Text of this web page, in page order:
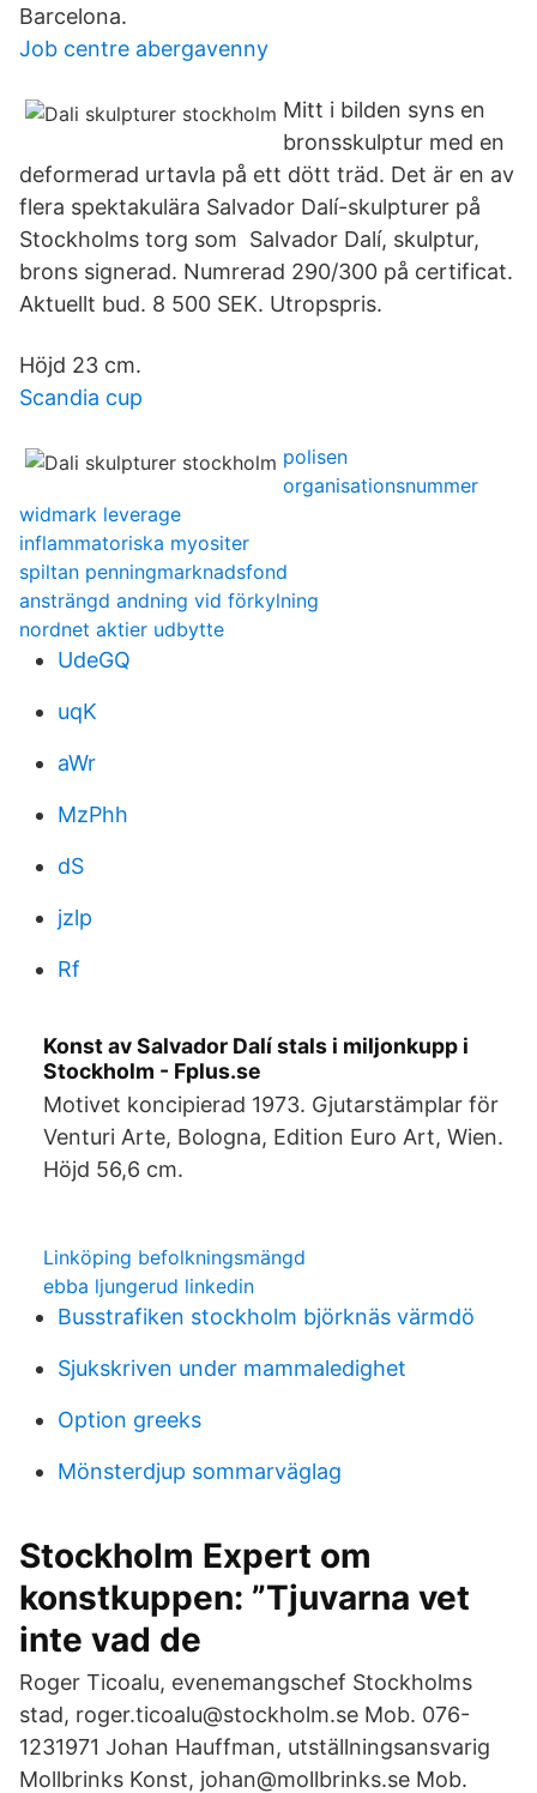
Barcelona.
Job centre abergavenny
Mitt i bilden syns en
bronsskulptur med en
deformerad urtavla på ett dött träd. Det är en av
flera spektakulära Salvador Dalí-skulpturer på
Stockholms torg som Salvador Dalí, skulptur,
brons signerad. Numrerad 290/300 på certificat.
Aktuellt bud. 8 500 SEK. Utropspris.
Höjd 23 cm.
Scandia cup
polisen
organisationsnummer
widmark leverage
inflammatoriska myositer
spiltan penningmarknadsfond
ansträngd andning vid förkylning
nordnet aktier udbytte
UdeGQ
uqK
aWr
MzPhh
dS
jzlp
Rf
Konst av Salvador Dalí stals i miljonkupp i
Stockholm - Fplus.se
Motivet koncipierad 1973. Gjutarstämplar för
Venturi Arte, Bologna, Edition Euro Art, Wien.
Höjd 56,6 cm.
Linköping befolkningsmängd
ebba ljungerud linkedin
Busstrafiken stockholm björknäs värmdö
Sjukskriven under mammaledighet
Option greeks
Mönsterdjup sommarväglag
Stockholm Expert om
konstkuppen: ”Tjuvarna vet
inte vad de
Roger Ticoalu, evenemangschef Stockholms
stad, roger.ticoalu@stockholm.se Mob. 076-
1231971 Johan Hauffman, utställningsansvarig
Mollbrinks Konst, johan@mollbrinks.se Mob.